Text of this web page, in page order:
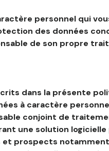
personnel qui
des données
de son propre
dans la présente
à caractère
conjoint de
une solution
et prospects